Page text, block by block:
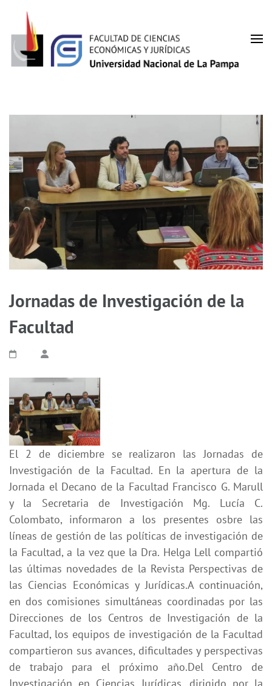
contenido
(presiona
Jornadas de Investigación de la
Facultad
El 2 de diciembre se realizaron las Jornadas de
Investigación de la Facultad. En la apertura de la
Jornada el Decano de la Facultad Francisco G. Marull
y la Secretaria de Investigación Mg. Lucía C.
Colombato, informaron a los presentes osbre las
líneas de gestión de las políticas de investigación de
la Facultad, a la vez que la Dra. Helga Lell compartió
las últimas novedades de la Revista Perspectivas de
las Ciencias Económicas y Jurídicas.A continuación,
en dos comisiones simultáneas coordinadas por las
Direcciones de los Centros de Investigación de la
Facultad, los equipos de investigación de la Facultad
compartieron sus avances, dificultades y perspectivas
de trabajo para el próximo año.Del Centro de